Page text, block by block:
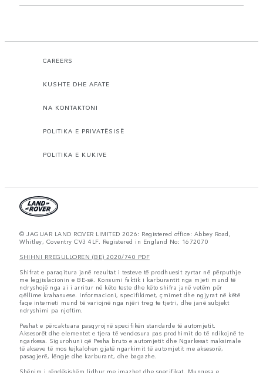
CAREERS
KUSHTE DHE AFATE
NA KONTAKTONI
POLITIKA E PRIVATËSISË
POLITIKA E KUKIVE
© JAGUAR LAND ROVER LIMITED 2026: Registered office: Abbey Road,
Whitley, Coventry CV3 4LF. Registered in England No: 1672070
SHIHNI RREGULLOREN (BE) 2020/740 PDF
Shifrat e paraqitura janë rezultat i testeve të prodhuesit zyrtar në përputhje
me legjislacionin e BE-së. Konsumi faktik i karburantit nga mjeti mund të
ndryshojë nga ai i arritur në këto teste dhe këto shifra janë vetëm për
qëllime krahasuese. Informacioni, specifikimet, çmimet dhe ngjyrat në këtë
faqe interneti mund të variojnë nga njëri treg te tjetri, dhe janë subjekt
ndryshimi pa njoftim.
Peshat e përcaktuara pasqyrojnë specifikën standarde të automjetit.
Aksesorët dhe elementet e tjera të vendosura pas prodhimit do të ndikojnë te
ngarkesa. Sigurohuni që Pesha bruto e automjetit dhe Ngarkesat maksimale
të akseve të mos tejkalohen gjatë ngarkimit të automjetit me aksesorë,
pasagjerë, lëngje dhe karburant, dhe bagazhe.
Shënim i rëndësishëm lidhur me imazhet dhe specifikat. Mungesa e